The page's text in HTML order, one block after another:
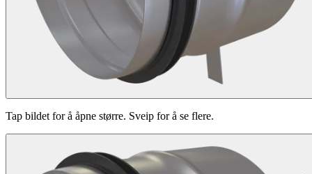
Tap bildet for å åpne større. Sveip for å se flere.